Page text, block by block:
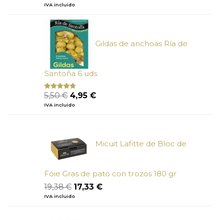
5
precio
era:
6,73 €.
IVA incluido
Gildas de anchoas Ría de
Santoña 6 uds
Valorado
con
de 5
5,50€ El
precio
4,95 €El
IVA incluido
Micuit Lafitte de Bloc de
Foie Gras de pato con trozos 180 gr
19,38€ El
precio
17,33 €El
IVA incluido